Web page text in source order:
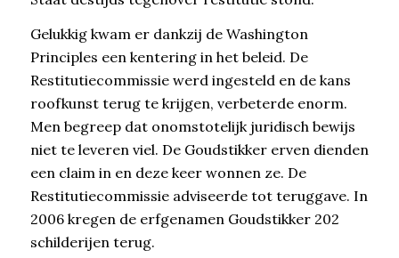
Gelukkig kwam er dankzij de Washington
Principles een kentering in het beleid. De
Restitutiecommissie werd ingesteld en de kans
roofkunst terug te krijgen, verbeterde enorm.
Men begreep dat onomstotelijk juridisch bewijs
niet te leveren viel. De Goudstikker erven dienden
een claim in en deze keer wonnen ze. De
Restitutiecommissie adviseerde tot teruggave. In
2006 kregen de erfgenamen Goudstikker 202
schilderijen terug.